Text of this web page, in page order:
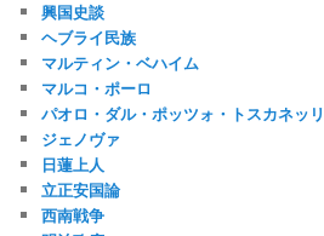
興国史談
ヘブライ民族
マルティン・ベハイム
マルコ・ポーロ
パオロ・ダル・ポッツォ・トスカネッリ
ジェノヴァ
日蓮上人
立正安国論
西南戦争